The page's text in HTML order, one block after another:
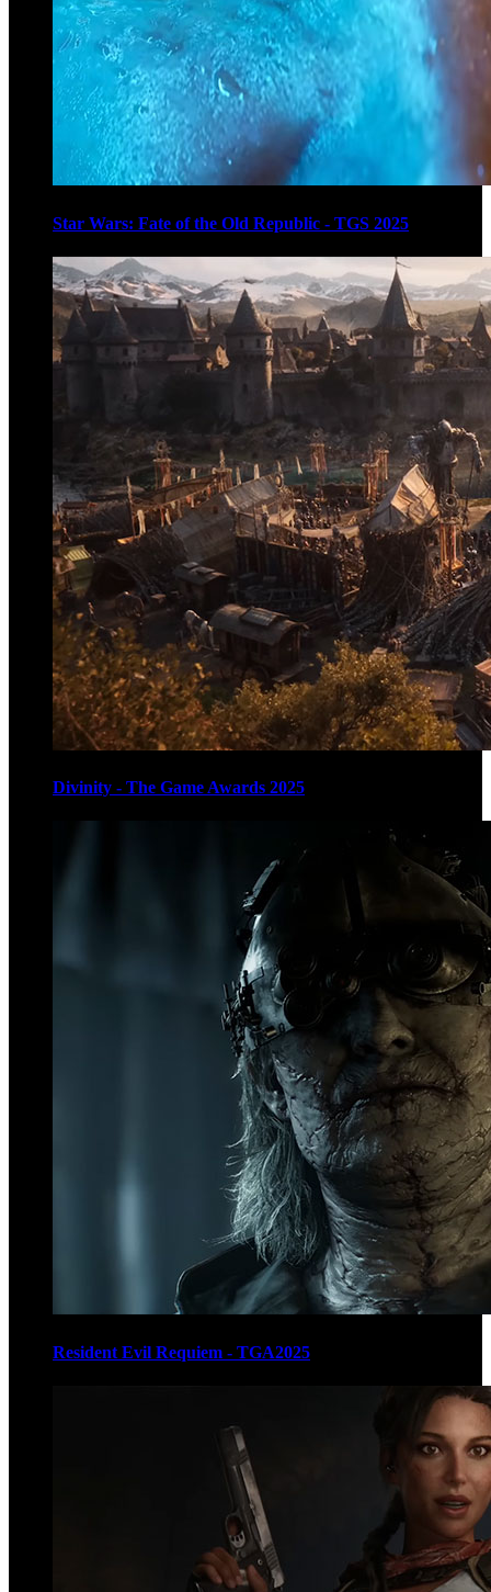
Star Wars: Fate of the Old Republic - TGS 2025
Divinity - The Game Awards 2025
Resident Evil Requiem - TGA2025